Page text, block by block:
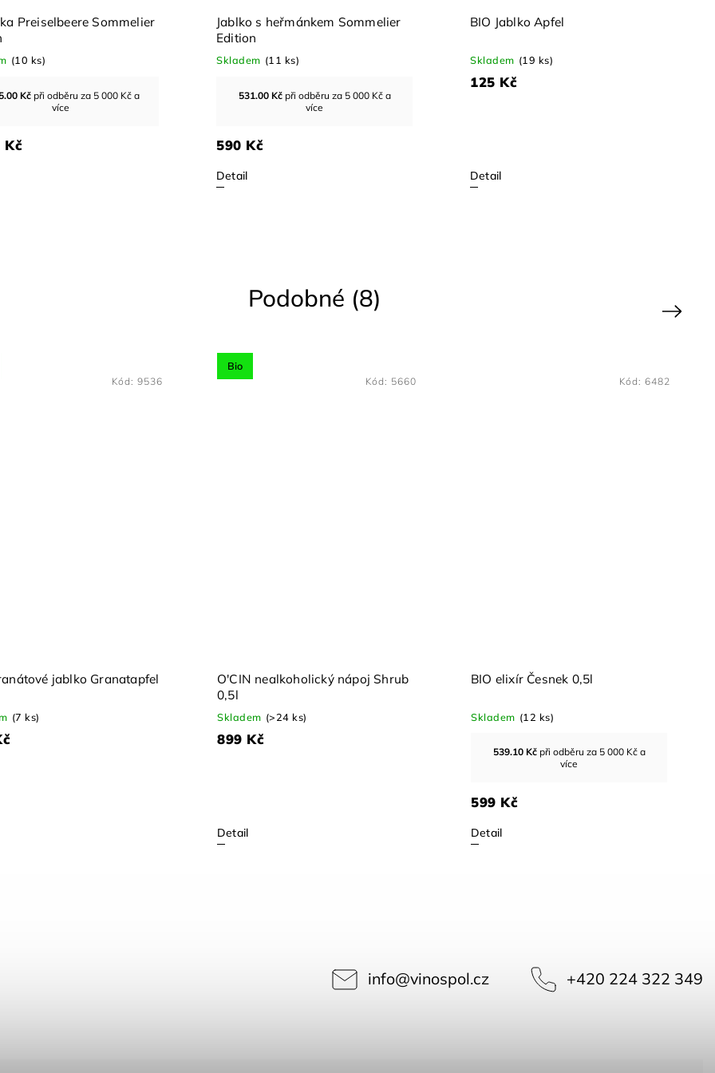
Jablko Apfel
(19 ks)
Cabernet Sauvignon Sommelier
Edition nealko
Skladem (17 ks)
550 Kč
495.00 Kčpři odběru za 5 000 Kč a
Detail
Hruška Hirschbirne Sommelier
Skladem (>24 ks)
Detail
Podobné (8)
BIO elixír Česnek 0,5l
Skladem
Kód:
BIO elixír Kurkuma 0,5l
Skladem (8 ks)
Kód:
BIO Kdoule Quitte
Skladem
Kód:
Next
info@vinospol.cz +420 224 322 349